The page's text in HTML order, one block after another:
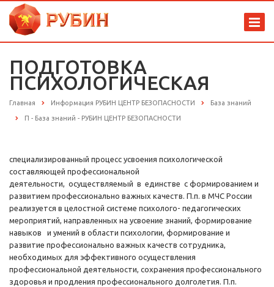
ПОДГОТОВКА
ПСИХОЛОГИЧЕСКАЯ
Главная Информация РУБИН ЦЕНТР БЕЗОПАСНОСТИ База знаний
П - База знаний - РУБИН ЦЕНТР БЕЗОПАСНОСТИ
специализированный процесс усвоения психологической
составляющей профессиональной
деятельности, осуществляемый в единстве с формированием и
развитием профессионально важных качеств. П.п. в МЧС России
реализуется в целостной системе психолого- педагогических
мероприятий, направленных на усвоение знаний, формирование
навыков и умений в области психологии, формирование и
развитие профессионально важных качеств сотрудника,
необходимых для эффективного осуществления
профессиональной деятельности, сохранения профессионального
здоровья и продления профессионального долголетия. П.п.